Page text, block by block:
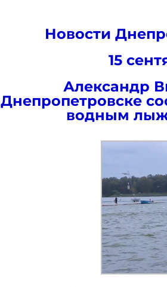
Новости
15
Александр
Днепропетровске
водным